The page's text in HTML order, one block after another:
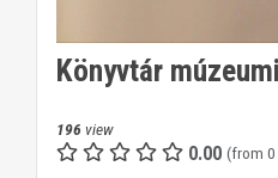
Könyvtár
196 view
0.00 (from 0